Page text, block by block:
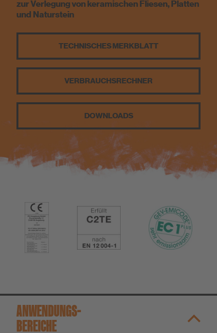
Nachhaltigkeit
zur Verlegung von keramischen Fliesen, Platten
und Naturstein
TECHNISCHES MERKBLATT
VERBRAUCHS­RECHNER
DOWNLOADS
ANWENDUNGS­
BEREICHE